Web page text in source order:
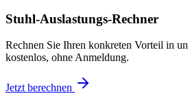
Stuhl-Auslastungs-Rechner
Rechnen Sie Ihren konkreten Vorteil in
kostenlos, ohne Anmeldung.
Jetzt berechnen